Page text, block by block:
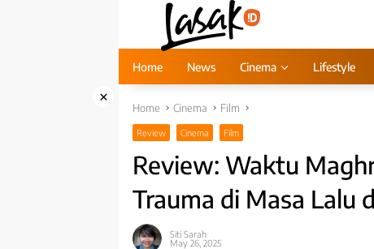
Home News Cinema Lifestyle
× Home Cinema Film
Review Cinema Film
Review: Waktu
Trauma di Masa Lalu
Siti Sarah
May 26, 2025